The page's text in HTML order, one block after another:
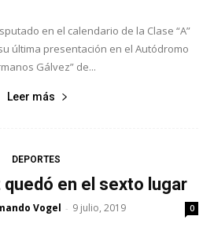
en el calendario de la Clase “A”
última presentación en el Autódromo
Gálvez” de...
Leer más
DEPORTES
en el sexto lugar
Vogel - 9 julio, 2019 0